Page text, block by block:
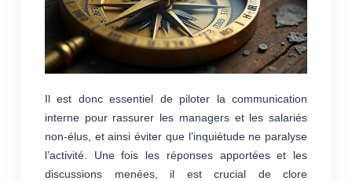
Il est donc essentiel de piloter la communication
interne pour rassurer les managers et les salariés
non-élus, et ainsi éviter que l’inquiétude ne paralyse
l’activité. Une fois les réponses apportées et les
discussions menées, il est crucial de clore